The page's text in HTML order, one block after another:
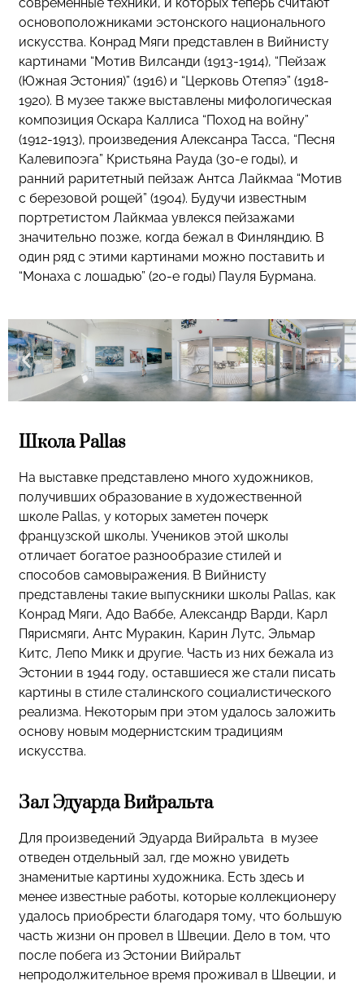
основоположниками эстонского национального
искусства. Конрад Мяги представлен в Вийнисту
картинами “Мотив Вилсанди (1913-1914), “Пейзаж
(Южная Эстония)” (1916) и “Церковь Отепяэ” (1918-
1920). В музее также выставлены мифологическая
композиция Оскара Каллиса “Поход на войну”
(1912-1913), произведения Алексанра Тасса, “Песня
Калевипоэга” Кристьяна Рауда (30-е годы), и
ранний раритетный пейзаж Антса Лайкмаа “Мотив
с березовой рощей” (1904). Будучи известным
портретистом Лайкмаа увлекся пейзажами
значительно позже, когда бежал в Финляндию. В
один ряд с этими картинами можно поставить и
“Монаха с лошадью” (20-е годы) Пауля Бурмана.
Школа Pallas
На выставке представлено много художников,
получивших образование в художественной
школе Pallas, у которых заметен почерк
французской школы. Учеников этой школы
отличает богатое разнообразие стилей и
способов самовыражения. В Вийнисту
представлены такие выпускники школы Pallas, как
Конрад Мяги, Адо Ваббе, Александр Варди, Карл
Пярисмяги, Антс Муракин, Карин Лутс, Эльмар
Китс, Лепо Микк и другие. Часть из них бежала из
Эстонии в 1944 году, оставшиеся же стали писать
картины в стиле сталинского социалистического
реализма. Некоторым при этом удалось заложить
основу новым модернистским традициям
искусства.
Зал Эдуарда Вийральта
Для произведений Эдуарда Вийральта в музее
отведен отдельный зал, где можно увидеть
знаменитые картины художника. Есть здесь и
менее известные работы, которые коллекционеру
удалось приобрести благодаря тому, что большую
часть жизни он провел в Швеции. Дело в том, что
после побега из Эстонии Вийральт
непродолжительное время проживал в Швеции, и